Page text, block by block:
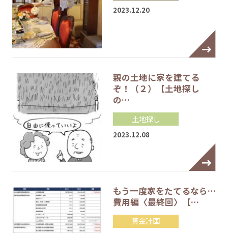
2023.12.20
親の土地に家を建てる
ぞ！（２）【土地探し
の…
土地探し
2023.12.08
もう一度家をたてるなら…
費用編〈最終回〉【…
資金計画